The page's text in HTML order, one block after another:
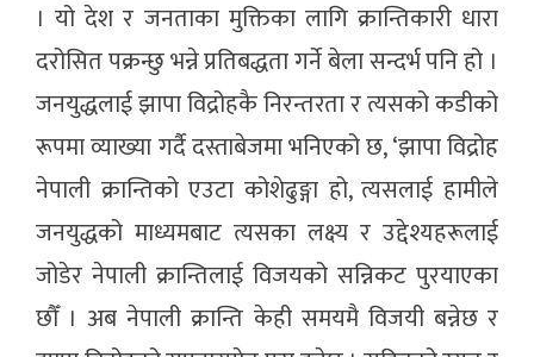
। यो देश र जनताका मुक्तिका लागि क्रान्तिकारी धारा
दरोसित पक्रन्छु भन्ने प्रतिबद्धता गर्ने बेला सन्दर्भ पनि हो ।
जनयुद्धलाई झापा विद्रोहकै निरन्तरता र त्यसको कडीको
रूपमा व्याख्या गर्दै दस्ताबेजमा भनिएको छ, ‘झापा विद्रोह
नेपाली क्रान्तिको एउटा कोशेढुङ्गा हो, त्यसलाई हामीले
जनयुद्धको माध्यमबाट त्यसका लक्ष्य र उद्देश्यहरूलाई
जोडेर नेपाली क्रान्तिलाई विजयको सन्निकट पुरयाएका
छौँ । अब नेपाली क्रान्ति केही समयमै विजयी बन्नेछ र